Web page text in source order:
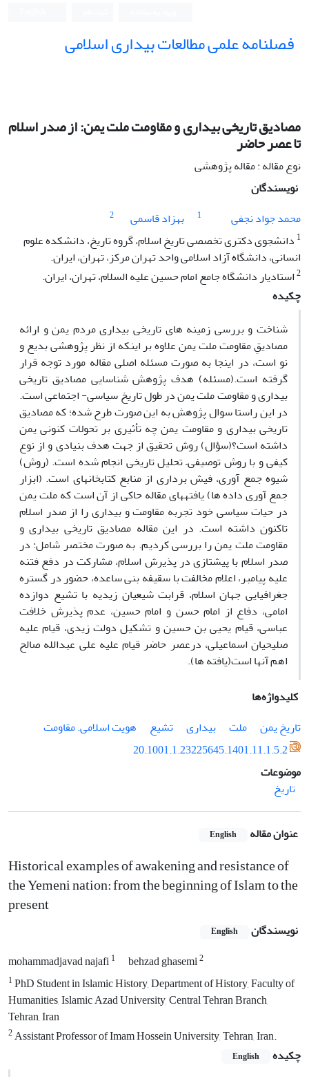
فصلنامه علمی مطالعات بیداری اسلامی
مصادیق تاریخی بیداری و مقاومت ملت یمن: از صدر اسلام
تا عصر حاضر
نوع مقاله : مقاله پژوهشی
نویسندگان
محمد جواد نجفی
1 بهزاد قاسمی
2
1 دانشجوی دکتری تخصصی تاریخ اسلام، گروه تاریخ، دانشکده علوم
انسانی، دانشگاه آزاد اسلامی واحد تهران مرکز، تهران، ایران.
2استادیار دانشگاه جامع امام حسین علیه السلام، تهران، ایران.
چکیده
شناخت و بررسی زمینه ‏های تاریخی بیداری مردم یمن و ارائه
مصادیقِ مقاومت ملت یمن علاوه بر اینکه از نظر پژوهشی بدیع و
نو است، در اینجا به صورت مسئله اصلی مقاله مورد توجه قرار
گرفته است.(مسئله) هدف پژوهش شناسایی مصادیق تاریخی
بیداری و مقاومت ملت یمن در طول تاریخ سیاسی- اجتماعی است.
در این راستا سوال پژوهش به این صورت طرح شده؛ که مصادیق
تاریخی بیداری و مقاومت یمن چه تأثیری بر تحولات کنونی یمن
داشته است؟(سؤال) روش تحقیق از جهت هدف بنیادی و از نوع
کیفی و با روش توصیفی– تحلیل تاریخی انجام شده است. (روش)
شیوه جمع آوری، فیش برداری از منابع کتابخانه‏ای است. (ابزار
جمع آوری داده ها) یافته‏های مقاله حاکی از آن است که ملت یمن
در حیات سیاسی خود تجربه مقاومت و بیداری را از صدر اسلام
تاکنون داشته است. در این مقاله مصادیق تاریخی بیداری و
مقاومت ملت یمن را بررسی کردیم. به صورت مختصر شامل: در
صدر اسلام با پیشتازی در پذیرش اسلام، مشارکت در دفع فتنه
علیه پیامبر، اعلام مخالفت با سقیفه بنی ساعده، حضور در گستره
جغرافیایی جهان اسلام، قرابت شیعیان زیدیه با تشیع دوازده
امامی، دفاع از امام حسن و امام حسین، عدم پذیرش خلافت
عباسی، قیام یحیی بن حسین و تشکیل دولت زیدی، قیام علیه
صلیحیان اسماعیلی، درعصر حاضر قیام علیه علی عبدالله صالح
اهم آن‏ها است(یافته ‏ها).
کلیدواژه‌ها
تاریخ یمن
ملت بیداری تشیع
هویت اسلامی. مقاومت
20.1001.1.23225645.1401.11.1.5.2
موضوعات
تاریخ
عنوان مقاله English
Historical examples of awakening and resistance of
the Yemeni nation: from the beginning of Islam to the
present
نویسندگان English
mohammadjavad najafi1 behzad ghasemi2
1PhD Student in Islamic History, Department of History, Faculty of
Humanities, Islamic Azad University, Central Tehran Branch,
Tehran, Iran
2Assistant Professor of Imam Hossein University, Tehran, Iran.
چکیده
English